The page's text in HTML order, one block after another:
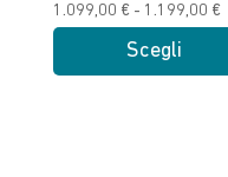
1.099,00 € - 1.199,00 €
Scegli